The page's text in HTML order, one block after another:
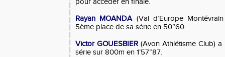
pour accéder en finale.
Rayan MOANDA(Val d’Europe
5ème place de sa série en 50’’60.
Victor GOUESBIER(Avon Athlétisme Club)
série sur 800m en 1’57’’87.